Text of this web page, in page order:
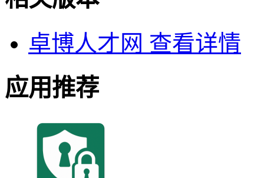
卓博人才网 查看详情
应用推荐